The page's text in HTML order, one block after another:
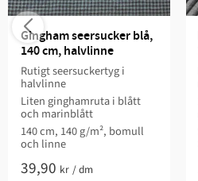
Gingham seersucker blå,
140 cm, halvlinne
Rutigt seersuckertyg i
halvlinne
Liten ginghamruta i blått
och marinblått
140 cm, 140 g/m², bomull
och linne
39,90 kr /dm